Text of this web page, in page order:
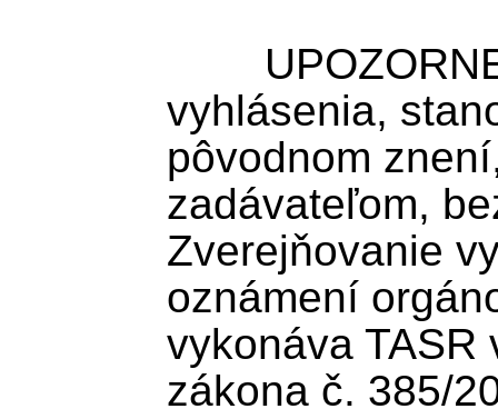
vyhlásenia,
pôvodnom
zadávateľom,
Zverejňovanie
oznámení
vykonáva TASR
zákona č. 385/